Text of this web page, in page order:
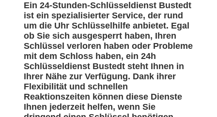
Ein 24-Stunden-Schlüsseldienst Bustedt
ist ein spezialisierter Service, der rund
um die Uhr Schlüsselhilfe anbietet. Egal
ob Sie sich ausgesperrt haben, Ihren
Schlüssel verloren haben oder Probleme
mit dem Schloss haben, ein 24h
Schlüsseldienst Bustedt steht Ihnen in
Ihrer Nähe zur Verfügung. Dank ihrer
Flexibilität und schnellen
Reaktionszeiten können diese Dienste
Ihnen jederzeit helfen, wenn Sie